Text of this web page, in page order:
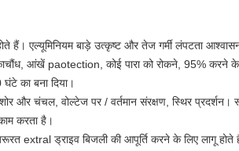
हैं। एल्यूमिनियम बाड़े उत्कृष्ट और तेज गर्मी लंपटता
आंखें paotection, कोई पारा को रोकने, 95% करने के
का बना दिया।
शोर और चंचल, वोल्टेज पर / वर्तमान संरक्षण, स्थिर
करता है।
extral ड्राइव बिजली की आपूर्ति करने के लिए लागू